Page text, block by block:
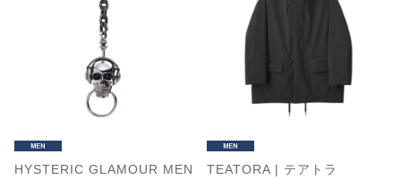
HYSTERIC GLAMOUR MEN
TEATORA | テアトラ